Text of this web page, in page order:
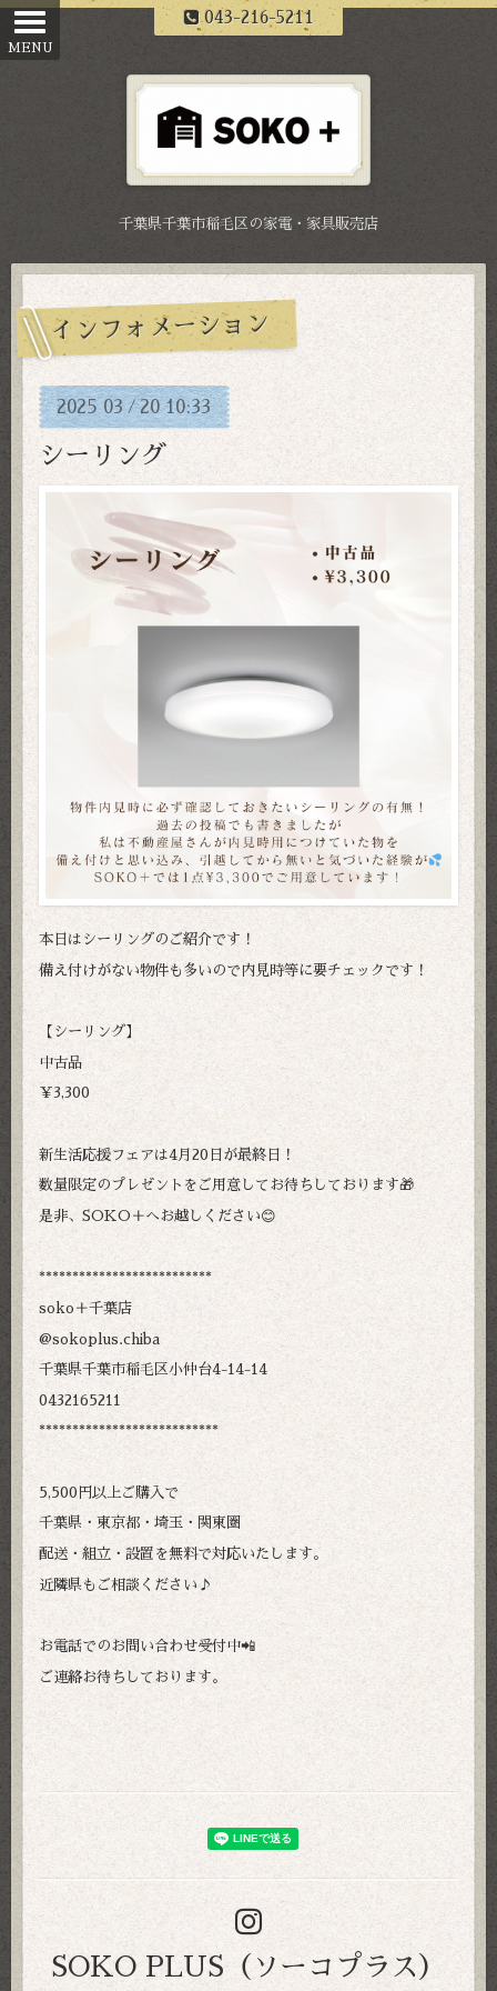
043-216-5211
千葉県千葉市稲毛区の家電・家具販売店
インフォメーション
2025 03/20 10:33
シーリング
本日はシーリングのご紹介です！
備え付けがない物件も多いので内見時等に要チェックです！
【シーリング】
中古品
￥3,300
新生活応援フェアは4月20日が最終日！
数量限定のプレゼントをご用意してお待ちしております🎁
是非、SOKO＋へお越しください😊
**************************
soko＋千葉店
@sokoplus.chiba
千葉県千葉市稲毛区小仲台4-14-14
0432165211
***************************
5,500円以上ご購入で
千葉県・東京都・埼玉・関東圏
配送・組立・設置を無料で対応いたします。
近隣県もご相談ください♪
お電話でのお問い合わせ受付中📲
ご連絡お待ちしております。
SOKO PLUS（ソーコプラス）